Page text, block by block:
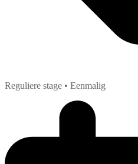
Reguliere stage • Eenmalig